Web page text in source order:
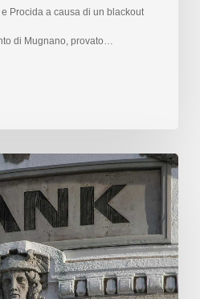
Procida a causa di un blackout
di Mugnano, provato…